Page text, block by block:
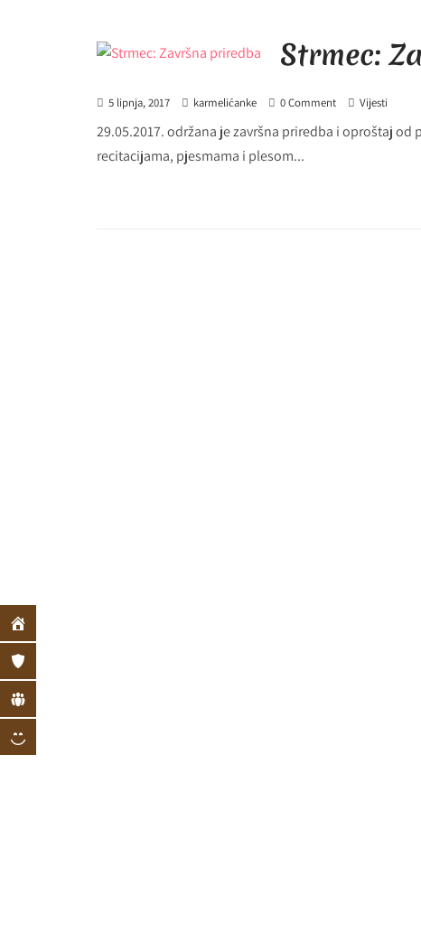
Strmec:
5 lipnja, 2017 karmelićanke 0 Comment Vijesti
29.05.2017. održana je završna priredba i oproštaj
recitacijama, pjesmama i plesom...